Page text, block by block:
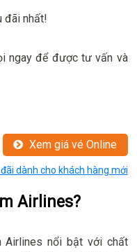
đãi nhất!
ngay để được tư vấn và
Xem giá vé Online
dành cho khách hàng mới
Airlines?
Airlines nổi bật với chất